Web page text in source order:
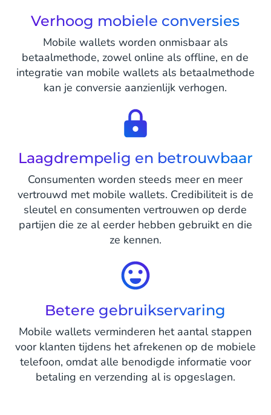
Verhoog mobiele conversies
Mobile wallets worden onmisbaar als
betaalmethode, zowel online als offline, en de
integratie van mobile wallets als betaalmethode
kan je conversie aanzienlijk verhogen.
Laagdrempelig en betrouwbaar
Consumenten worden steeds meer en meer
vertrouwd met mobile wallets. Credibiliteit is de
sleutel en consumenten vertrouwen op derde
partijen die ze al eerder hebben gebruikt en die
ze kennen.
Betere gebruikservaring
Mobile wallets verminderen het aantal stappen
voor klanten tijdens het afrekenen op de mobiele
telefoon, omdat alle benodigde informatie voor
betaling en verzending al is opgeslagen.